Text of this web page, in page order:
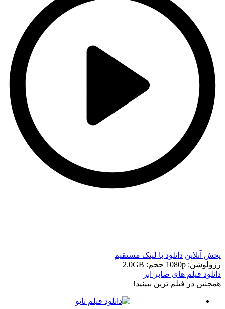
پخش آنلاین دانلود با لينک مستقيم
رزولوشن: 1080p
حجم: 2.0GB
دانلود فیلم های صابر ابر
همچنين در فيلم ترين ببينيد!